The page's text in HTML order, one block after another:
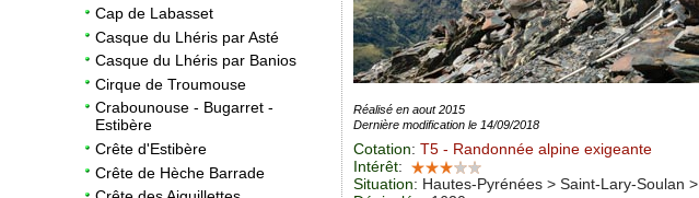
Cap de Labasset
Casque du Lhéris par Asté
Casque du Lhéris par Banios
Cirque de Troumouse
Crabounouse - Bugarret -
Estibère
Crête d'Estibère
Crête de Hèche Barrade
Réalisé en aout 2015
Dernière modification le 14/09/2018
Cotation: T5 - Randonnée alpine exigeante
Intérêt:
Situation: Hautes-Pyrénées > Saint-Lary-Soulan >